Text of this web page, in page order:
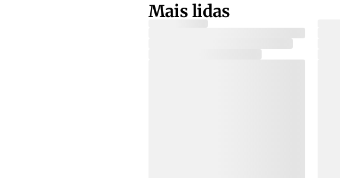
Mais lidas